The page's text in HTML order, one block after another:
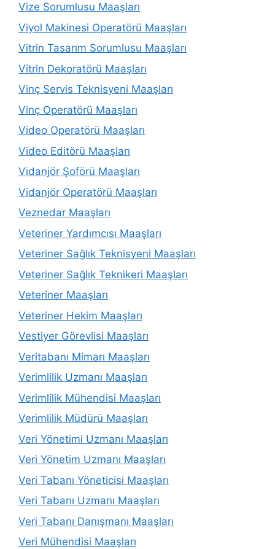
Vize Sorumlusu Maaşları
Viyol Makinesi Operatörü Maaşları
Vitrin Tasarım Sorumlusu Maaşları
Vitrin Dekoratörü Maaşları
Vinç Servis Teknisyeni Maaşları
Vinç Operatörü Maaşları
Video Operatörü Maaşları
Video Editörü Maaşları
Vidanjör Şoförü Maaşları
Vidanjör Operatörü Maaşları
Veznedar Maaşları
Veteriner Yardımcısı Maaşları
Veteriner Sağlık Teknisyeni Maaşları
Veteriner Sağlık Teknikeri Maaşları
Veteriner Maaşları
Veteriner Hekim Maaşları
Vestiyer Görevlisi Maaşları
Veritabanı Mimarı Maaşları
Verimlilik Uzmanı Maaşları
Verimlilik Mühendisi Maaşları
Verimlilik Müdürü Maaşları
Veri Yönetimi Uzmanı Maaşları
Veri Yönetim Uzmanı Maaşları
Veri Tabanı Yöneticisi Maaşları
Veri Tabanı Uzmanı Maaşları
Veri Tabanı Danışmanı Maaşları
Veri Mühendisi Maaşları